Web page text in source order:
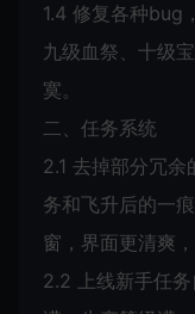
1.4 修复各种bug
九级血祭、十级
寞。
二、任务系统
2.1 去掉部分冗
务和飞升后的一
窗，界面更清爽
2.2 上线新手任